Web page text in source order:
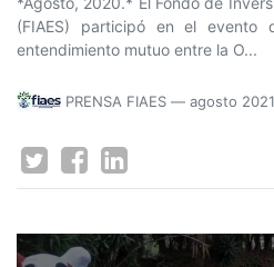
(FIAES) participó en el
entendimiento mutuo entre la O...
PRENSA FIAES — agosto 2021